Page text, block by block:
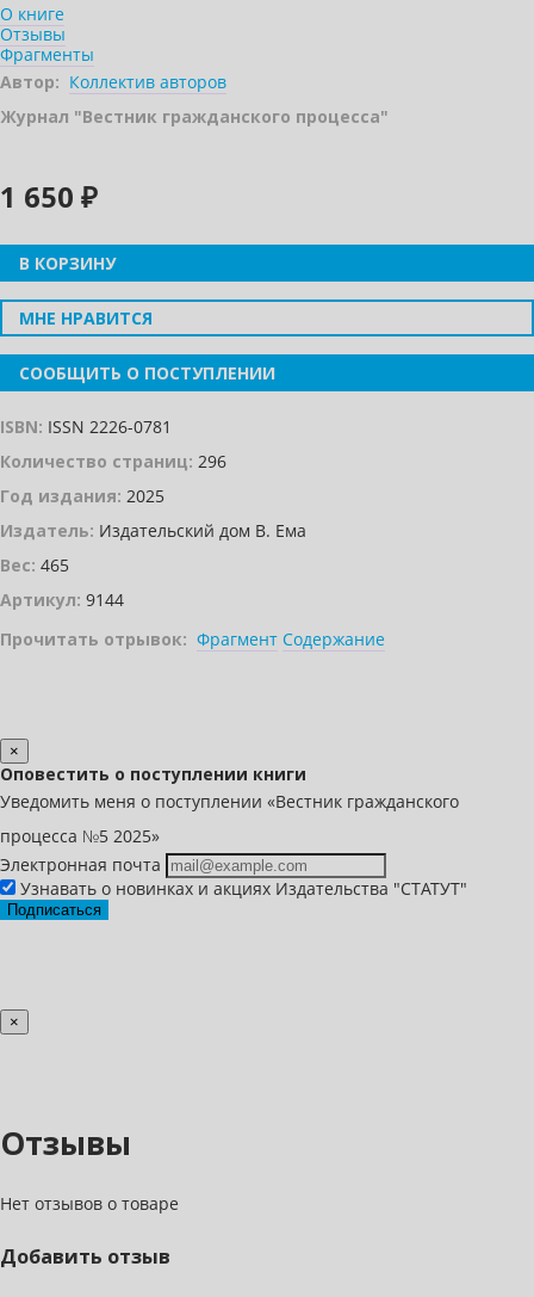
О книге
Отзывы
Фрагменты
Автор: Коллектив авторов
Журнал "Вестник гражданского процесса"
1 650 ₽
В КОРЗИНУ
МНЕ НРАВИТСЯ
СООБЩИТЬ О ПОСТУПЛЕНИИ
ISBN: ISSN 2226-0781
Количество страниц: 296
Год издания: 2025
Издатель: Издательский дом В. Ема
Вес: 465
Артикул: 9144
Прочитать отрывок: Фрагмент Содержание
×
Оповестить о поступлении книги
Уведомить меня о поступлении «Вестник гражданского
процесса №5 2025»
Электронная почта
Узнавать о новинках и акциях Издательства "СТАТУТ"
Подписаться
×
Отзывы
Нет отзывов о товаре
Добавить отзыв